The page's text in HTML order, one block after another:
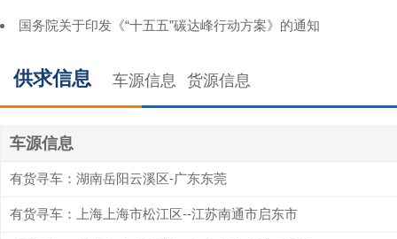
国务院关于印发《“十五五”碳达峰行动方案》的通知
供求信息 车源信息 货源信息
车源信息
有货寻车：湖南岳阳云溪区-广东东莞
有货寻车：上海上海市松江区--江苏南通市启东市